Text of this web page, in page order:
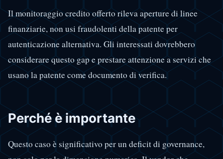
Il monitoraggio credito offerto rileva aperture di linee
finanziarie, non usi fraudolenti della patente per
autenticazione alternativa. Gli interessati dovrebbero
considerare questo gap e prestare attenzione a servizi che
usano la patente come documento di verifica.
Perché è importante
Questo caso è significativo per un deficit di governance,